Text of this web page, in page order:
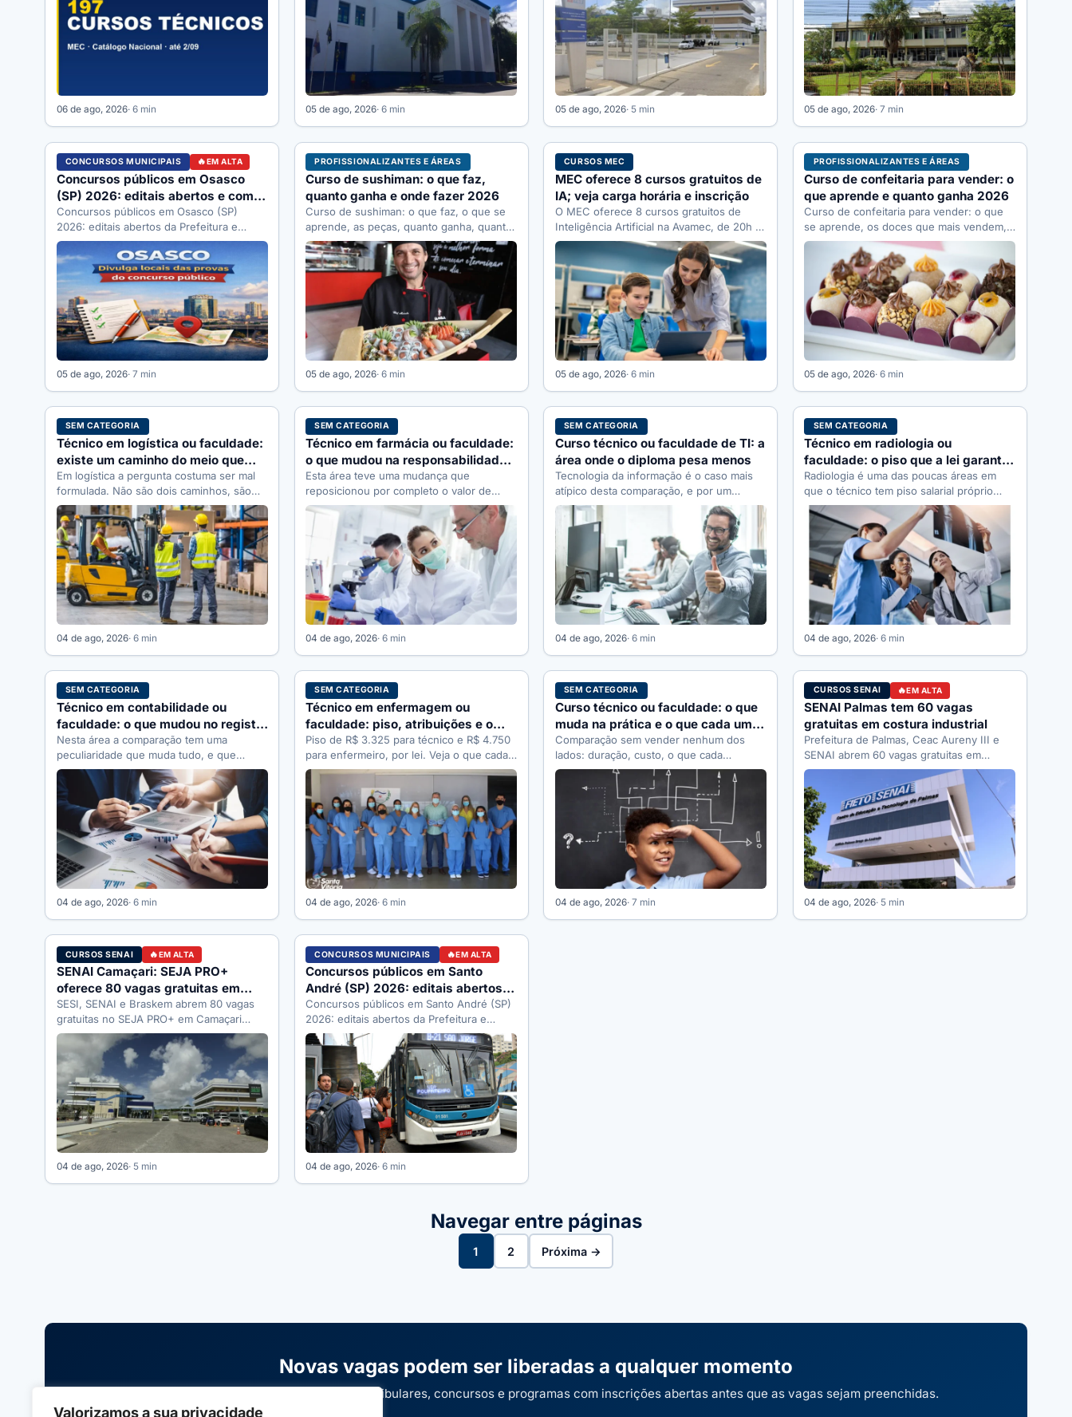
Valorizamos a sua privacidade
06 de ago, 2026· 6 min 05 de ago, 2026· 6 min 05 de ago, 2026· 5 min 05 de ago, 2026· 7 min
CONCURSOS MUNICIPAIS EM ALTA
Concursos públicos em Osasco
(SP) 2026: editais abertos e como
se inscrever
Concursos públicos em Osasco (SP)
2026: editais abertos da Prefeitura e
Câmara, órgãos que abrem vagas, como
se…
05 de ago, 2026· 7 min
PROFISSIONALIZANTES E ÁREAS
Curso de sushiman: o que faz,
quanto ganha e onde fazer 2026
Curso de sushiman: o que faz, o que se
aprende, as peças, quanto ganha, quanto
custa começar e…
05 de ago, 2026· 6 min
CURSOS MEC
MEC oferece 8 cursos gratuitos de
IA; veja carga horária e inscrição
O MEC oferece 8 cursos gratuitos de
Inteligência Artificial na Avamec, de 20h a
180h, com certificado. Veja…
05 de ago, 2026· 6 min
PROFISSIONALIZANTES E ÁREAS
Curso de confeitaria para vender: o
que aprende e quanto ganha 2026
Curso de confeitaria para vender: o que
se aprende, os doces que mais vendem,
como precificar, quanto dá…
05 de ago, 2026· 6 min
SEM CATEGORIA
Técnico em logística ou faculdade:
existe um caminho do meio que
ninguém cita
Em logística a pergunta costuma ser mal
formulada. Não são dois caminhos, são
três, e o do meio…
04 de ago, 2026· 6 min
SEM CATEGORIA
Técnico em farmácia ou faculdade:
o que mudou na responsabilidade
técnica
Esta área teve uma mudança que
reposicionou por completo o valor de
cada formação, e ela é recente…
04 de ago, 2026· 6 min
SEM CATEGORIA
Curso técnico ou faculdade de TI: a
área onde o diploma pesa menos
Tecnologia da informação é o caso mais
atípico desta comparação, e por um
motivo simples: não existe conselho…
04 de ago, 2026· 6 min
SEM CATEGORIA
Técnico em radiologia ou
faculdade: o piso que a lei garante
e o que muda
Radiologia é uma das poucas áreas em
que o técnico tem piso salarial próprio
garantido por lei federal.…
04 de ago, 2026· 6 min
SEM CATEGORIA
Técnico em contabilidade ou
faculdade: o que mudou no registro
do CRC
Nesta área a comparação tem uma
peculiaridade que muda tudo, e que
raramente aparece nas listas de
&#8220;prós…
04 de ago, 2026· 6 min
SEM CATEGORIA
Técnico em enfermagem ou
faculdade: piso, atribuições e o
que muda na carreira
Piso de R$ 3.325 para técnico e R$ 4.750
para enfermeiro, por lei. Veja o que cada
um…
04 de ago, 2026· 6 min
SEM CATEGORIA
Curso técnico ou faculdade: o que
muda na prática e o que cada um
permite depois
Comparação sem vender nenhum dos
lados: duração, custo, o que cada
caminho permite depois e as regras de…
04 de ago, 2026· 7 min
CURSOS SENAI EM ALTA
SENAI Palmas tem 60 vagas
gratuitas em costura industrial
Prefeitura de Palmas, Ceac Aureny III e
SENAI abrem 60 vagas gratuitas em
costura industrial, boneca em tecido…
04 de ago, 2026· 5 min
CURSOS SENAI EM ALTA
SENAI Camaçari: SEJA PRO+
oferece 80 vagas gratuitas em
elétrica e mecânica
SESI, SENAI e Braskem abrem 80 vagas
gratuitas no SEJA PRO+ em Camaçari
(BA): eletricista industrial e mecânico…
04 de ago, 2026· 5 min
CONCURSOS MUNICIPAIS EM ALTA
Concursos públicos em Santo
André (SP) 2026: editais abertos e
como se inscrever
Concursos públicos em Santo André (SP)
2026: editais abertos da Prefeitura e
Câmara, órgãos que abrem vagas, como…
04 de ago, 2026· 6 min
Navegar entre páginas
1 2 Próxima →
Novas vagas podem ser liberadas a qualquer momento
Receba avisos sobre cursos gratuitos, vestibulares, concursos e programas com inscrições abertas antes que as vagas sejam preenchidas.